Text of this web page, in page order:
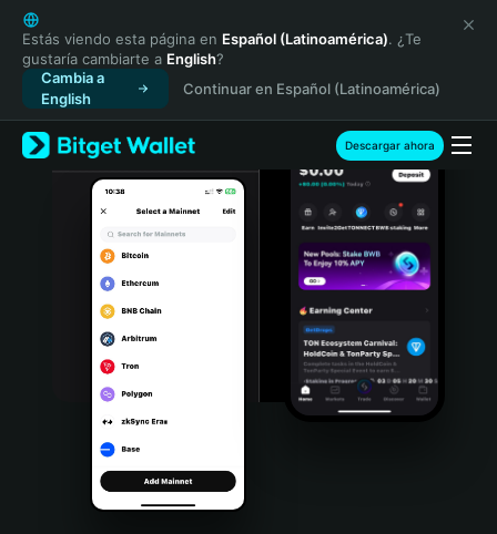
English
日本語
Tiếng Việt
Русский
Español (Latinoamérica)
Türkçe
Italiano
Português (Portugal)
Bahasa Indonesia
Português (Brasil)
Español (Argentina)
Estás viendo esta página en Español (Latinoamérica). ¿Te
gustaría cambiarte a English?
Cambia a
English
Continuar en Español (Latinoamérica)
Descargar ahora